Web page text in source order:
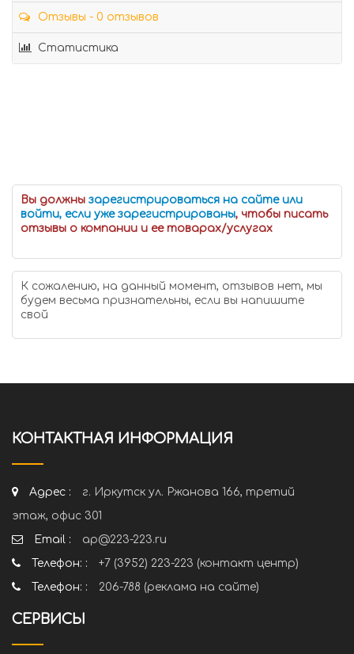
Отзывы - 0 отзывов
Статистика
Вы должны зарегистрироваться на сайте или
войти, если уже зарегистрированы, чтобы писать
отзывы о компании и ее товарах/услугах
К сожалению, на данный момент, отзывов нет, мы
будем весьма признательны, если вы напишите
свой
КОНТАКТНАЯ ИНФОРМАЦИЯ
Адрес :
г. Иркутск ул. Ржанова 166, третий
этаж, офис 301
Email :
ap@223-223.ru
Телефон: :
+7 (3952) 223-223 (контакт центр)
Телефон: :
206-788 (реклама на сайте)
СЕРВИСЫ